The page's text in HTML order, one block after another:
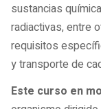
sustancias
radiactivas, entre
requisitos
y transporte de
Este curso en